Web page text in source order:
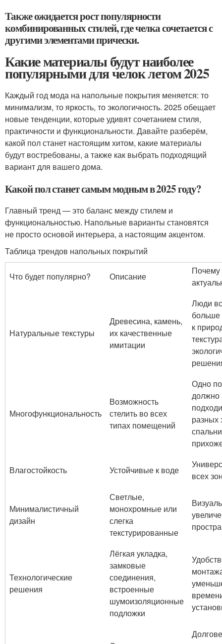
Также ожидается рост популярности
комбинированных стилей, где челка сочетается с
другими элементами прически.
Какие материалы будут наиболее
популярными для челок летом 2025
Каждый год мода на напольные покрытия меняется: то
минимализм, то яркость, то экологичность. 2025 обещает
новые тенденции, которые удивят сочетанием стиля,
практичности и функциональности. Давайте разберём,
какой пол станет настоящим хитом, какие материалы
будут востребованы, а также как выбрать подходящий
вариант для вашего дома.
Какой пол станет самым модным в 2025 году?
Главный тренд — это баланс между стилем и
функциональностью. Напольные варианты становятся
не просто основой интерьера, а настоящим акцентом.
Таблица трендов напольных покрытий
Что будет популярно? Описание
Почему
Натуральные текстуры
Древесина, камень,
их качественные
имитации
Люди
больше
к
Многофункциональность
Возможность
стелить во всех
типах помещений
Одно
должно
разных
Влагостойкость Устойчивые к воде
всех
Минималистичный
дизайн
Светлые,
монохромные или
слегка
текстурированные
Технологические
решения
Лёгкая укладка,
замковые
соединения,
встроенные
шумоизоляционные
подложки